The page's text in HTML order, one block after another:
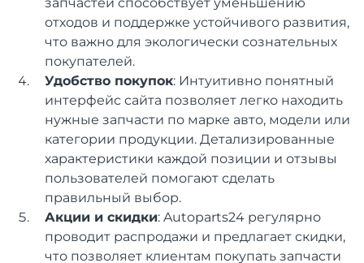
отходов и поддержке устойчивого развития,
что важно для экологически сознательных
покупателей.
Удобство покупок: Интуитивно понятный
интерфейс сайта позволяет легко находить
нужные запчасти по марке авто, модели или
категории продукции. Детализированные
характеристики каждой позиции и отзывы
пользователей помогают сделать
правильный выбор.
Акции и скидки: Autoparts24 регулярно
проводит распродажи и предлагает скидки,
что позволяет клиентам покупать запчасти